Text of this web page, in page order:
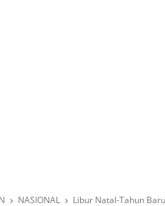
NASIONAL
Libur Natal-Tahun